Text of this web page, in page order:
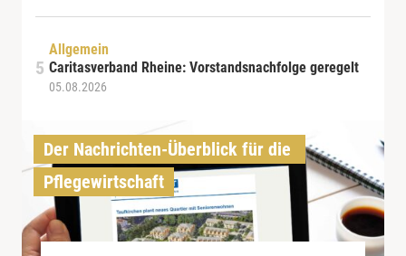
Allgemein
Caritasverband Rheine: Vorstandsnachfolge geregelt
05.08.2026
Der Nachrichten-Überblick für die
Pflegewirtschaft